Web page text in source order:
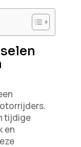
tijdige
en